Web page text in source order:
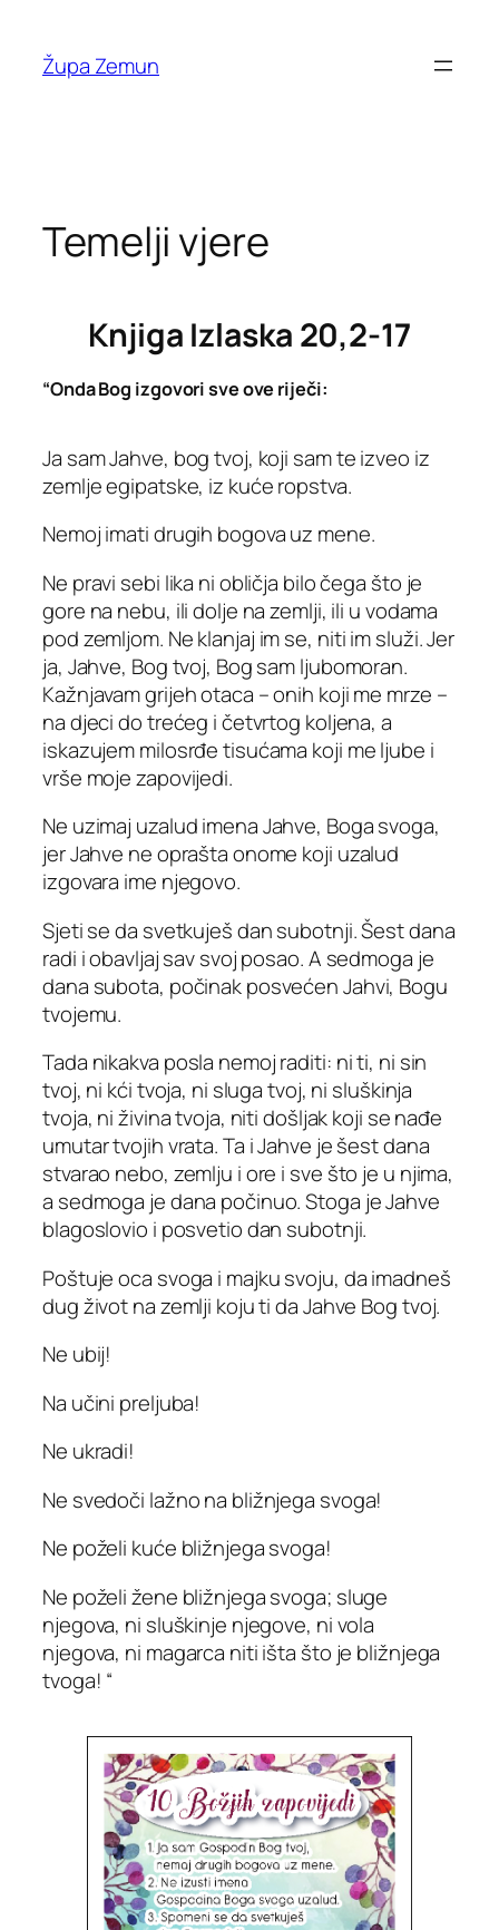
content
Župa Zemun
Temelji vjere
Knjiga Izlaska 20,2-17
“Onda Bog izgovori sve ove riječi:
Ja sam Jahve, bog tvoj, koji sam te izveo iz
zemlje egipatske, iz kuće ropstva.
Nemoj imati drugih bogova uz mene.
Ne pravi sebi lika ni obličja bilo čega što je
gore na nebu, ili dolje na zemlji, ili u vodama
pod zemljom. Ne klanjaj im se, niti im služi. Jer
ja, Jahve, Bog tvoj, Bog sam ljubomoran.
Kažnjavam grijeh otaca – onih koji me mrze –
na djeci do trećeg i četvrtog koljena, a
iskazujem milosrđe tisućama koji me ljube i
vrše moje zapovijedi.
Ne uzimaj uzalud imena Jahve, Boga svoga,
jer Jahve ne oprašta onome koji uzalud
izgovara ime njegovo.
Sjeti se da svetkuješ dan subotnji. Šest dana
radi i obavljaj sav svoj posao. A sedmoga je
dana subota, počinak posvećen Jahvi, Bogu
tvojemu.
Tada nikakva posla nemoj raditi: ni ti, ni sin
tvoj, ni kći tvoja, ni sluga tvoj, ni sluškinja
tvoja, ni živina tvoja, niti došljak koji se nađe
umutar tvojih vrata. Ta i Jahve je šest dana
stvarao nebo, zemlju i ore i sve što je u njima,
a sedmoga je dana počinuo. Stoga je Jahve
blagoslovio i posvetio dan subotnji.
Poštuje oca svoga i majku svoju, da imadneš
dug život na zemlji koju ti da Jahve Bog tvoj.
Ne ubij!
Na učini preljuba!
Ne ukradi!
Ne svedoči lažno na bližnjega svoga!
Ne poželi kuće bližnjega svoga!
Ne poželi žene bližnjega svoga; sluge
njegova, ni sluškinje njegove, ni vola
njegova, ni magarca niti išta što je bližnjega
tvoga! “